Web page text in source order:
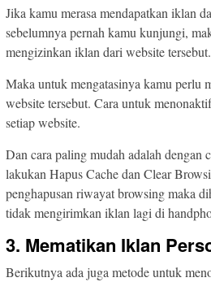
Jika kamu merasa mendapatkan iklan
sebelumnya pernah kamu kunjungi,
mengizinkan iklan dari website tersebut.
Maka untuk mengatasinya kamu perlu
website tersebut. Cara untuk
setiap website.
Dan cara paling mudah adalah dengan
lakukan Hapus Cache dan Clear
penghapusan riwayat browsing maka
tidak mengirimkan iklan lagi di
3. Mematikan Iklan
Berikutnya ada juga metode untuk